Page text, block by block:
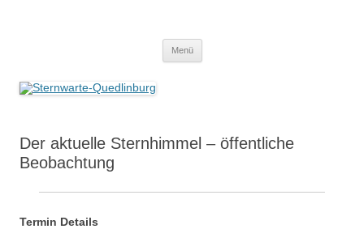
Menü
Der aktuelle Sternhimmel – öffentliche
Beobachtung
Termin Details